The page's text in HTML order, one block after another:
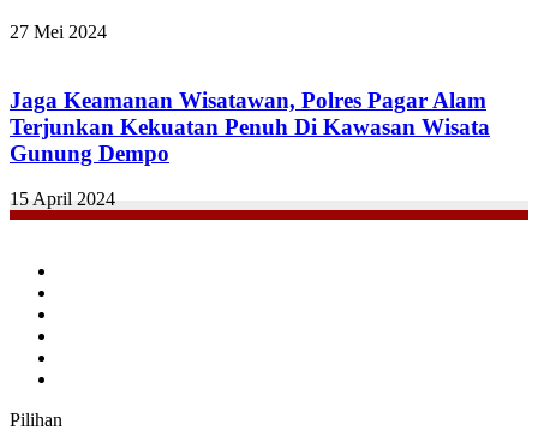
27 Mei 2024
Jaga Keamanan Wisatawan, Polres Pagar Alam
Terjunkan Kekuatan Penuh Di Kawasan Wisata
Gunung Dempo
15 April 2024
Pilihan